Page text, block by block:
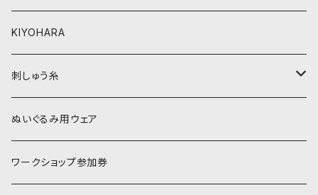
ベージュ・ブラウン系
KIYOHARA
刺しゅう糸
COSMO 25番刺しゅう糸
ぬいぐるみ用ウェア
ワークショップ参加券